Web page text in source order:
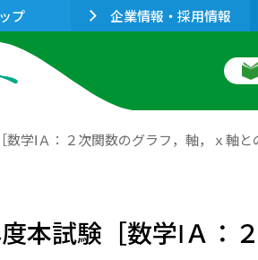
プ 企業情報・採用情報
学ⅠＡ：２次関数のグラフ，軸，ｘ軸と
本試験［数学ⅠＡ：